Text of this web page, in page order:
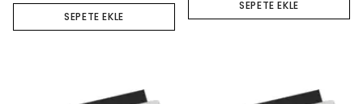
SEPETE EKLE
SEPETE EKLE